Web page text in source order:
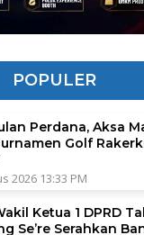
POPULER
Perdana, Aksa
Golf
2026 13:33 PM
Ketua 1 DPRD
Se’re Serahkan